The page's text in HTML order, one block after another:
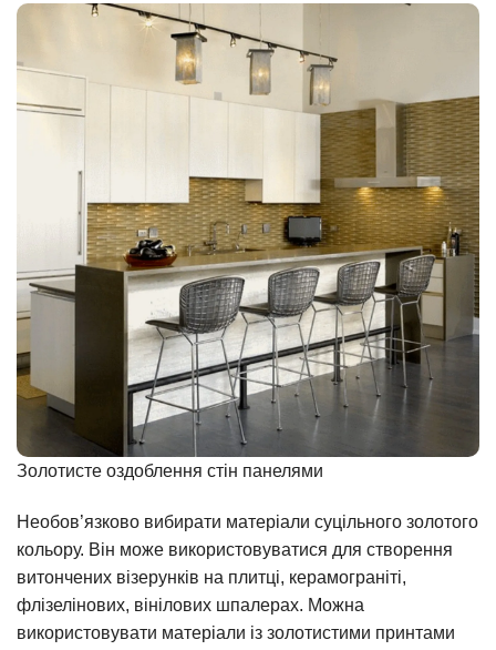
Золотисте оздоблення стін панелями
Необов’язково вибирати матеріали суцільного золотого
кольору. Він може використовуватися для створення
витончених візерунків на плитці, керамограніті,
флізелінових, вінілових шпалерах. Можна
використовувати матеріали із золотистими принтами